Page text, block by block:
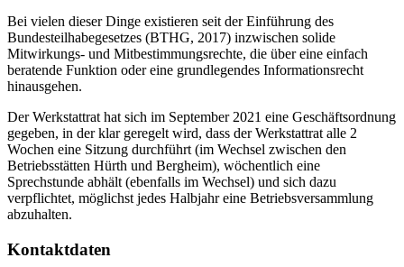
Bei vielen dieser Dinge existieren seit der Einführung des
Bundesteilhabegesetzes (BTHG, 2017) inzwischen solide
Mitwirkungs- und Mitbestimmungsrechte, die über eine einfach
beratende Funktion oder eine grundlegendes Informationsrecht
hinausgehen.
Der Werkstattrat hat sich im September 2021 eine Geschäftsordnung
gegeben, in der klar geregelt wird, dass der Werkstattrat alle 2
Wochen eine Sitzung durchführt (im Wechsel zwischen den
Betriebsstätten Hürth und Bergheim), wöchentlich eine
Sprechstunde abhält (ebenfalls im Wechsel) und sich dazu
verpflichtet, möglichst jedes Halbjahr eine Betriebsversammlung
abzuhalten.
Kontaktdaten